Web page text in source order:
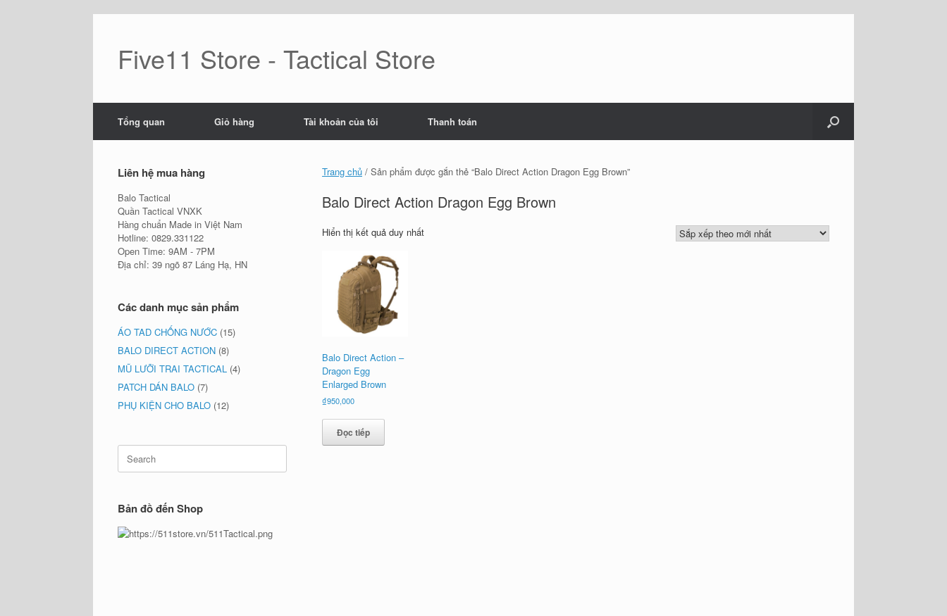
Five11 Store - Tactical Store
Tổng quan Giỏ hàng Tài khoản của tôi Thanh toán
Trang chủ / Sản phẩm được gắn thẻ “Balo Direct Action Dragon Egg Brown”
Balo Direct Action Dragon Egg Brown
Hiển thị kết quả duy nhất
Balo Direct Action –
Dragon Egg
Enlarged Brown
₫950,000
Đọc tiếp
Liên hệ mua hàng
Balo Tactical
Quần Tactical VNXK
Hàng chuẩn Made in Việt Nam
Hotline: 0829.331122
Open Time: 9AM - 7PM
Địa chỉ: 39 ngõ 87 Láng Hạ, HN
Các danh mục sản phẩm
ÁO TAD CHỐNG NƯỚC (15)
BALO DIRECT ACTION (8)
MŨ LƯỠI TRAI TACTICAL (4)
PATCH DÁN BALO (7)
PHỤ KIỆN CHO BALO (12)
Search
for:
Bản đồ đến Shop